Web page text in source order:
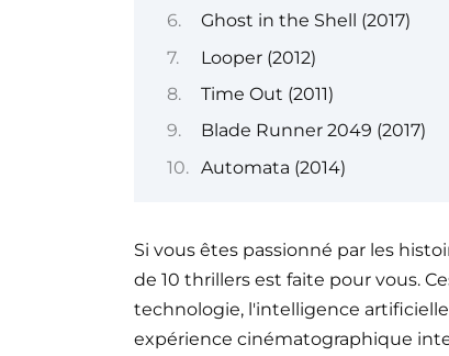
Ghost in the Shell (2017)
Looper (2012)
Time Out (2011)
Blade Runner 2049 (2017)
Automata (2014)
Si vous êtes passionné par les
de 10 thrillers est faite pour vous.
technologie, l'intelligence
expérience cinématographique